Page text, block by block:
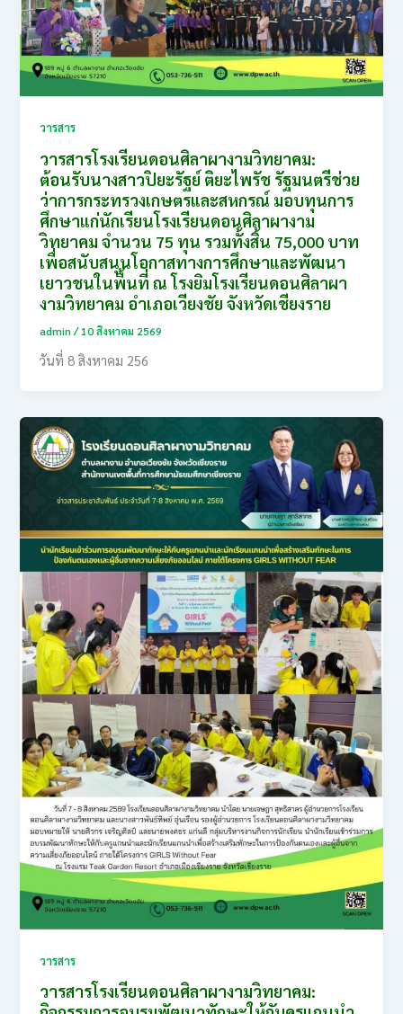
วารสาร
วารสารโรงเรียนดอนศิลาผางามวิทยาคม:
ต้อนรับนางสาวปิยะรัฐย์ ติยะไพรัช รัฐมนตรีช่วย
ว่าการกระทรวงเกษตรและสหกรณ์ มอบทุนการ
ศึกษาแก่นักเรียนโรงเรียนดอนศิลาผางาม
วิทยาคม จำนวน 75 ทุน รวมทั้งสิ้น 75,000 บาท
เพื่อสนับสนุนโอกาสทางการศึกษาและพัฒนา
เยาวชนในพื้นที่ ณ โรงยิมโรงเรียนดอนศิลาผา
งามวิทยาคม อำเภอเวียงชัย จังหวัดเชียงราย
admin/10 สิงหาคม 2569
วันที่ 8 สิงหาคม 256
วารสาร
วารสารโรงเรียนดอนศิลาผางามวิทยาคม: